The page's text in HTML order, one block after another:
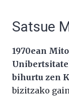
Satsue
1970ean
bihurtu zen
bizitzako